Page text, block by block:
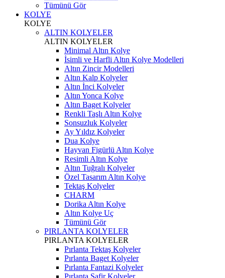
Tümünü Gör
KOLYE
KOLYE
ALTIN KOLYELER
ALTIN KOLYELER
Minimal Altın Kolye
İsimli ve Harfli Altın Kolye Modelleri
Altın Zincir Modelleri
Altın Kalp Kolyeler
Altın İnci Kolyeler
Altın Yonca Kolye
Altın Baget Kolyeler
Renkli Taşlı Altın Kolye
Sonsuzluk Kolyeler
Ay Yıldız Kolyeler
Dua Kolye
Hayvan Figürlü Altın Kolye
Resimli Altın Kolye
Altın Tuğralı Kolyeler
Özel Tasarım Altın Kolye
Tektaş Kolyeler
CHARM
Dorika Altın Kolye
Altın Kolye Uç
Tümünü Gör
PIRLANTA KOLYELER
PIRLANTA KOLYELER
Pırlanta Tektaş Kolyeler
Pırlanta Baget Kolyeler
Pırlanta Fantazi Kolyeler
Pırlanta Safir Kolyeler